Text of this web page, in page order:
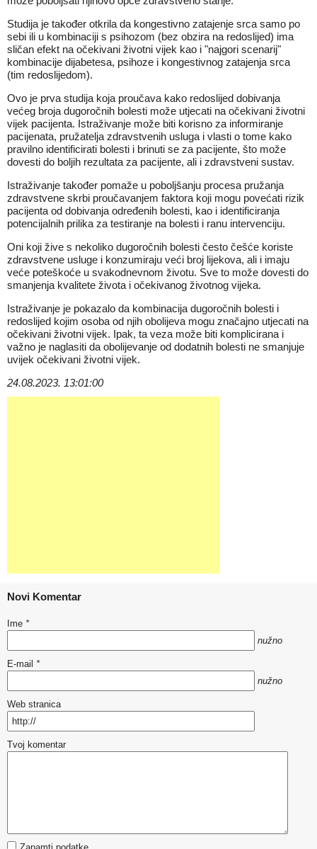
Studija je također otkrila da kongestivno zatajenje srca samo po
sebi ili u kombinaciji s psihozom (bez obzira na redoslijed) ima
sličan efekt na očekivani životni vijek kao i "najgori scenarij"
kombinacije dijabetesa, psihoze i kongestivnog zatajenja srca
(tim redoslijedom).
Ovo je prva studija koja proučava kako redoslijed dobivanja
većeg broja dugoročnih bolesti može utjecati na očekivani životni
vijek pacijenta. Istraživanje može biti korisno za informiranje
pacijenata, pružatelja zdravstvenih usluga i vlasti o tome kako
pravilno identificirati bolesti i brinuti se za pacijente, što može
dovesti do boljih rezultata za pacijente, ali i zdravstveni sustav.
Istraživanje također pomaže u poboljšanju procesa pružanja
zdravstvene skrbi proučavanjem faktora koji mogu povećati rizik
pacijenta od dobivanja određenih bolesti, kao i identificiranja
potencijalnih prilika za testiranje na bolesti i ranu intervenciju.
Oni koji žive s nekoliko dugoročnih bolesti često češće koriste
zdravstvene usluge i konzumiraju veći broj lijekova, ali i imaju
veće poteškoće u svakodnevnom životu. Sve to može dovesti do
smanjenja kvalitete života i očekivanog životnog vijeka.
Istraživanje je pokazalo da kombinacija dugoročnih bolesti i
redoslijed kojim osoba od njih obolijeva mogu značajno utjecati na
očekivani životni vijek. Ipak, ta veza može biti komplicirana i
važno je naglasiti da obolijevanje od dodatnih bolesti ne smanjuje
uvijek očekivani životni vijek.
24.08.2023. 13:01:00
Novi Komentar
Ime *
nužno
E-mail *
nužno
Web stranica
Tvoj komentar